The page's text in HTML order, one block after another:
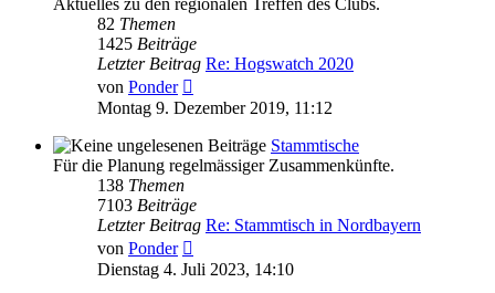
Aktuelles zu den regionalen Treffen des Clubs.
82 Themen
1425 Beiträge
Letzter Beitrag Re: Hogswatch 2020
von Ponder
Beitrag
Montag 9. Dezember 2019, 11:12
Stammtische
Für die Planung regelmässiger Zusammenkünfte.
138 Themen
7103 Beiträge
Letzter Beitrag Re: Stammtisch in Nordbayern
von Ponder
Beitrag
Dienstag 4. Juli 2023, 14:10